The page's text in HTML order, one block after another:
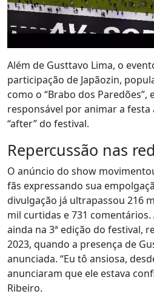
Além de Gusttavo Lima, o
participação de Japãozin,
como o “Brabo dos Paredões”,
responsável por animar a
“after” do festival.
Repercussão nas
O anúncio do show
fãs expressando sua
divulgação já ultrapassou 216
mil curtidas e 731
ainda na 3ª edição do festival,
2023, quando a presença de
anunciada. “Eu tô ansiosa,
anunciaram que ele estava
Ribeiro.